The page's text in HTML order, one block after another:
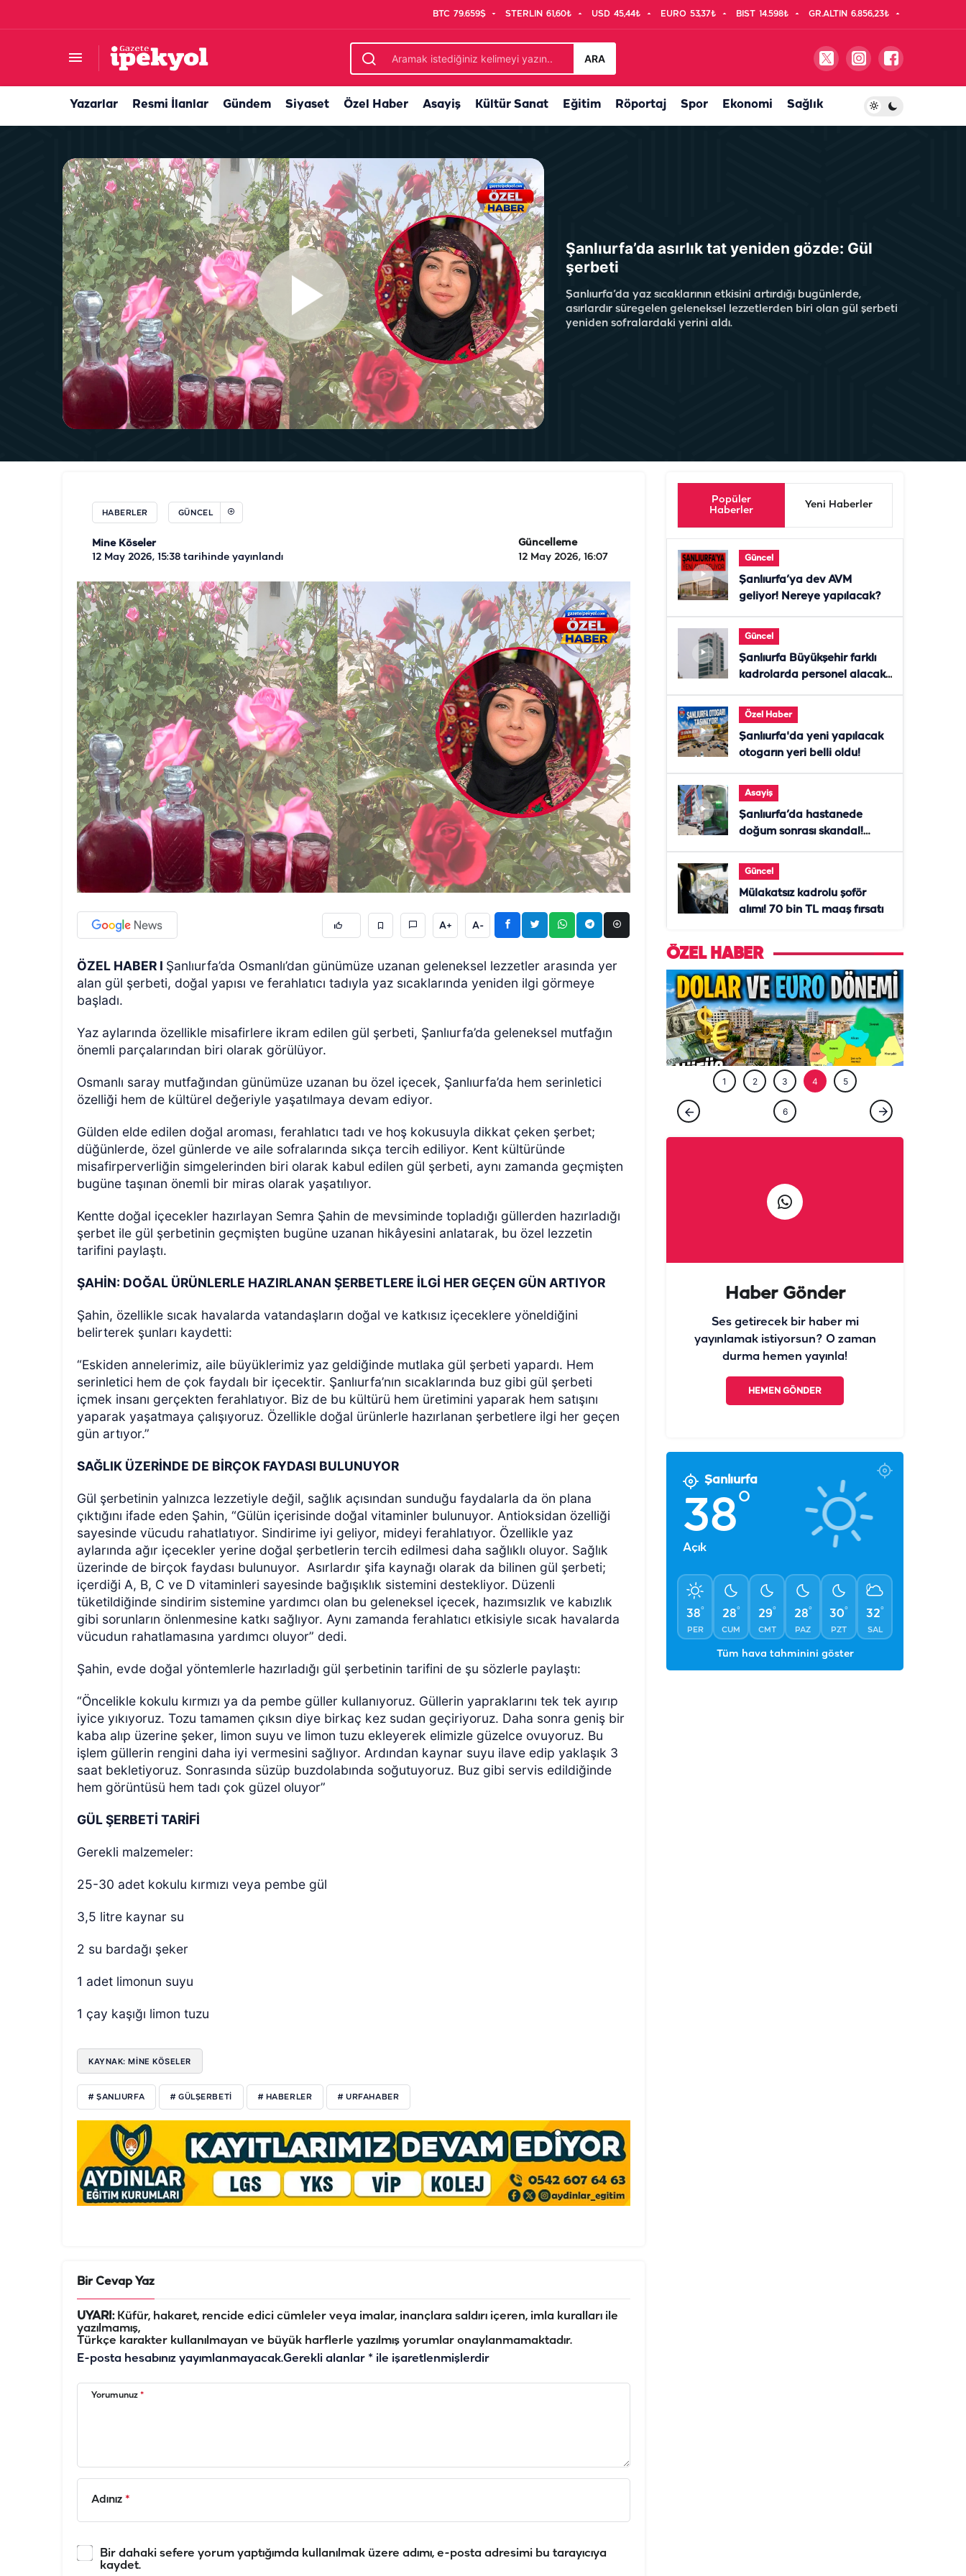
BTC 79.659$ STERLIN 61,60₺ USD 45,44₺ EURO 53,37₺ BIST 14.598₺ GR.ALTIN 6.856,23₺
ARA
Yazarlar Resmi İlanlar Gündem Siyaset Özel Haber Asayiş Kültür Sanat Eğitim Röportaj Spor Ekonomi Sağlık
Şanlıurfa’da asırlık tat yeniden gözde: Gül
şerbeti
Şanlıurfa’da yaz sıcaklarının etkisini artırdığı bugünlerde,
asırlardır süregelen geleneksel lezzetlerden biri olan gül şerbeti
yeniden sofralardaki yerini aldı.
HABERLER GÜNCEL
Mine Köseler
12 May 2026, 15:38 tarihinde yayınlandı
Güncelleme
12 May 2026, 16:07
A+ A-
ÖZEL HABER I Şanlıurfa’da Osmanlı’dan günümüze uzanan geleneksel lezzetler arasında yer
alan gül şerbeti, doğal yapısı ve ferahlatıcı tadıyla yaz sıcaklarında yeniden ilgi görmeye
başladı.
Yaz aylarında özellikle misafirlere ikram edilen gül şerbeti, Şanlıurfa’da geleneksel mutfağın
önemli parçalarından biri olarak görülüyor.
Osmanlı saray mutfağından günümüze uzanan bu özel içecek, Şanlıurfa’da hem serinletici
özelliği hem de kültürel değeriyle yaşatılmaya devam ediyor.
Gülden elde edilen doğal aroması, ferahlatıcı tadı ve hoş kokusuyla dikkat çeken şerbet;
düğünlerde, özel günlerde ve aile sofralarında sıkça tercih ediliyor. Kent kültüründe
misafirperverliğin simgelerinden biri olarak kabul edilen gül şerbeti, aynı zamanda geçmişten
bugüne taşınan önemli bir miras olarak yaşatılıyor.
Kentte doğal içecekler hazırlayan Semra Şahin de mevsiminde topladığı güllerden hazırladığı
şerbet ile gül şerbetinin geçmişten bugüne uzanan hikâyesini anlatarak, bu özel lezzetin
tarifini paylaştı.
ŞAHİN: DOĞAL ÜRÜNLERLE HAZIRLANAN ŞERBETLERE İLGİ HER GEÇEN GÜN ARTIYOR
Şahin, özellikle sıcak havalarda vatandaşların doğal ve katkısız içeceklere yöneldiğini
belirterek şunları kaydetti:
“Eskiden annelerimiz, aile büyüklerimiz yaz geldiğinde mutlaka gül şerbeti yapardı. Hem
serinletici hem de çok faydalı bir içecektir. Şanlıurfa’nın sıcaklarında buz gibi gül şerbeti
içmek insanı gerçekten ferahlatıyor. Biz de bu kültürü hem üretimini yaparak hem satışını
yaparak yaşatmaya çalışıyoruz. Özellikle doğal ürünlerle hazırlanan şerbetlere ilgi her geçen
gün artıyor.”
SAĞLIK ÜZERİNDE DE BİRÇOK FAYDASI BULUNUYOR
Gül şerbetinin yalnızca lezzetiyle değil, sağlık açısından sunduğu faydalarla da ön plana
çıktığını ifade eden Şahin, “Gülün içerisinde doğal vitaminler bulunuyor. Antioksidan özelliği
sayesinde vücudu rahatlatıyor. Sindirime iyi geliyor, mideyi ferahlatıyor. Özellikle yaz
aylarında ağır içecekler yerine doğal şerbetlerin tercih edilmesi daha sağlıklı oluyor. Sağlık
üzerinde de birçok faydası bulunuyor. Asırlardır şifa kaynağı olarak da bilinen gül şerbeti;
içerdiği A, B, C ve D vitaminleri sayesinde bağışıklık sistemini destekliyor. Düzenli
tüketildiğinde sindirim sistemine yardımcı olan bu geleneksel içecek, hazımsızlık ve kabızlık
gibi sorunların önlenmesine katkı sağlıyor. Aynı zamanda ferahlatıcı etkisiyle sıcak havalarda
vücudun rahatlamasına yardımcı oluyor” dedi.
Şahin, evde doğal yöntemlerle hazırladığı gül şerbetinin tarifini de şu sözlerle paylaştı:
“Öncelikle kokulu kırmızı ya da pembe güller kullanıyoruz. Güllerin yapraklarını tek tek ayırıp
iyice yıkıyoruz. Tozu tamamen çıksın diye birkaç kez sudan geçiriyoruz. Daha sonra geniş bir
kaba alıp üzerine şeker, limon suyu ve limon tuzu ekleyerek elimizle güzelce ovuyoruz. Bu
işlem güllerin rengini daha iyi vermesini sağlıyor. Ardından kaynar suyu ilave edip yaklaşık 3
saat bekletiyoruz. Sonrasında süzüp buzdolabında soğutuyoruz. Buz gibi servis edildiğinde
hem görüntüsü hem tadı çok güzel oluyor”
GÜL ŞERBETİ TARİFİ
Gerekli malzemeler:
25-30 adet kokulu kırmızı veya pembe gül
3,5 litre kaynar su
2 su bardağı şeker
1 adet limonun suyu
1 çay kaşığı limon tuzu
KAYNAK: MİNE KÖSELER
# ŞANLIURFA # GÜLŞERBETI # HABERLER # URFAHABER
Bir Cevap Yaz
UYARI:Küfür, hakaret, rencide edici cümleler veya imalar, inançlara saldırı içeren, imla kuralları ile
yazılmamış,
Türkçe karakter kullanılmayan ve büyük harflerle yazılmış yorumlar onaylanmamaktadır.
E-posta hesabınız yayımlanmayacak.Gerekli alanlar * ile işaretlenmişlerdir
Yorumunuz *
Adınız *
Bir dahaki sefere yorum yaptığımda kullanılmak üzere adımı, e-posta adresimi bu tarayıcıya
kaydet.
Popüler
Haberler
Yeni Haberler
Güncel
Şanlıurfa’ya dev AVM
geliyor! Nereye yapılacak?
Güncel
Şanlıurfa Büyükşehir farklı
kadrolarda personel alacak!
Özel Haber
Şanlıurfa'da yeni yapılacak
otogarın yeri belli oldu!
Asayiş
Şanlıurfa’da hastanede
doğum sonrası skandal!
Güncel
Mülakatsız kadrolu şoför
alımı! 70 bin TL maaş fırsatı
ÖZEL HABER
ÖZEL HABER
Şanlıurfa’nın gözde ilçesinde dolar ve euro
1 2 3 4 5
6
Haber Gönder
Ses getirecek bir haber mi
yayınlamak istiyorsun? O zaman
durma hemen yayınla!
HEMEN GÖNDER
Şanlıurfa
38°
Açık
38°
PER
28°
CUM
29°
CMT
28°
PAZ
30°
PZT
32°
SAL
Tüm hava tahminini göster
Gıda denetimlerinde temmuz ayı bilançosu: 107 bin denetim, 250 milyon...